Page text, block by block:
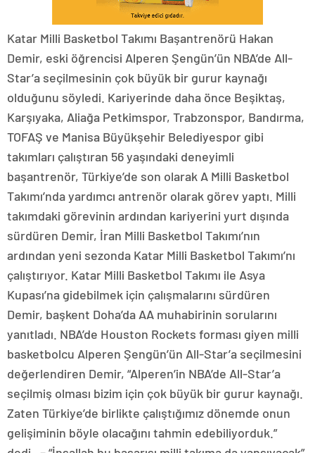
Katar Milli Basketbol Takımı Başantrenörü Hakan
Demir, eski öğrencisi Alperen Şengün’ün NBA’de All-
Star’a seçilmesinin çok büyük bir gurur kaynağı
olduğunu söyledi. Kariyerinde daha önce Beşiktaş,
Karşıyaka, Aliağa Petkimspor, Trabzonspor, Bandırma,
TOFAŞ ve Manisa Büyükşehir Belediyespor gibi
takımları çalıştıran 56 yaşındaki deneyimli
başantrenör, Türkiye’de son olarak A Milli Basketbol
Takımı’nda yardımcı antrenör olarak görev yaptı. Milli
takımdaki görevinin ardından kariyerini yurt dışında
sürdüren Demir, İran Milli Basketbol Takımı’nın
ardından yeni sezonda Katar Milli Basketbol Takımı’nı
çalıştırıyor. Katar Milli Basketbol Takımı ile Asya
Kupası’na gidebilmek için çalışmalarını sürdüren
Demir, başkent Doha’da AA muhabirinin sorularını
yanıtladı. NBA’de Houston Rockets forması giyen milli
basketbolcu Alperen Şengün’ün All-Star’a seçilmesini
değerlendiren Demir, “Alperen’in NBA’de All-Star’a
seçilmiş olması bizim için çok büyük bir gurur kaynağı.
Zaten Türkiye’de birlikte çalıştığımız dönemde onun
gelişiminin böyle olacağını tahmin edebiliyorduk.”